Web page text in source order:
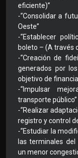
eficiente)”
-“Consolidar a
Oeste”
-“Establecer
boleto – (A través
-“Creación de
generados por
objetivo de
-“Impulsar
transporte público”
-“Realizar
registro y control
-“Estudiar la
las terminales
un menor